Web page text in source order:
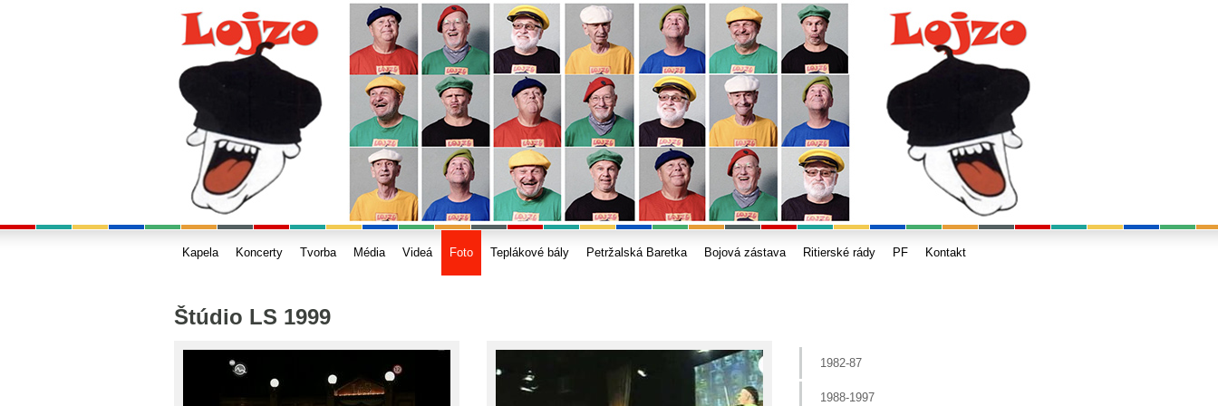
Kapela Koncerty Tvorba Média Videá Foto Teplákové bály Petržalská Baretka Bojová zástava Ritierské rády PF Kontakt
Štúdio LS 1999
1982-87
1988-1997